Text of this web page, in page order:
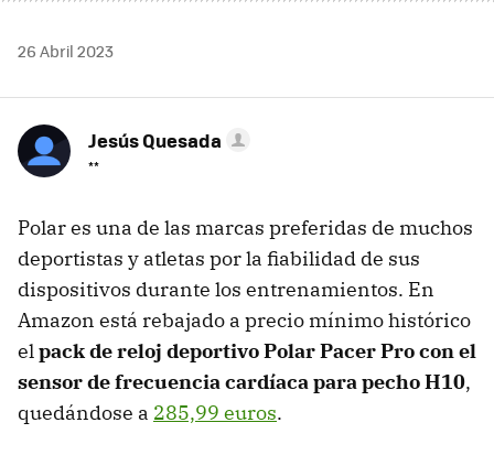
26 Abril 2023
Jesús Quesada
**
Polar es una de las marcas preferidas de muchos
deportistas y atletas por la fiabilidad de sus
dispositivos durante los entrenamientos. En
Amazon está rebajado a precio mínimo histórico
elpack de reloj deportivo Polar Pacer Pro con el
sensor de frecuencia cardíaca para pecho H10,
quedándose a 285,99 euros.